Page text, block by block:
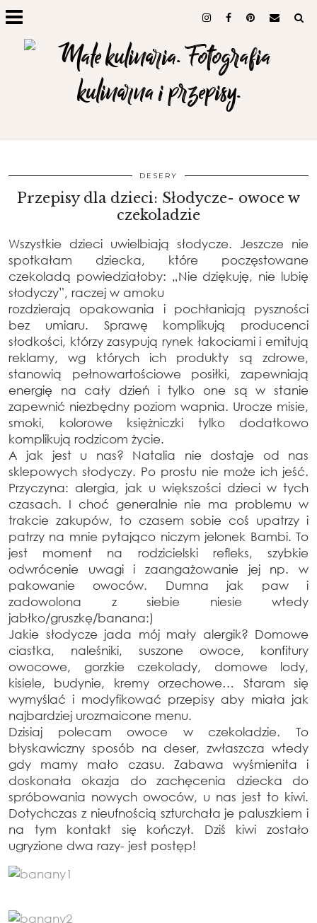
DESERY
Przepisy dla dzieci: Słodycze- owoce w
czekoladzie
Wszystkie dzieci uwielbiają słodycze. Jeszcze nie
spotkałam dziecka, które poczęstowane
czekoladą powiedziałoby: „Nie dziękuję, nie lubię
słodyczy”, raczej w amoku
rozdzierają opakowania i pochłaniają pyszności
bez umiaru. Sprawę komplikują producenci
słodkości, którzy zasypują rynek łakociami i emitują
reklamy, wg których ich produkty są zdrowe,
stanowią pełnowartościowe posiłki, zapewniają
energię na cały dzień i tylko one są w stanie
zapewnić niezbędny poziom wapnia. Urocze misie,
smoki, kolorowe księżniczki tylko dodatkowo
komplikują rodzicom życie.
A jak jest u nas? Natalia nie dostaje od nas
sklepowych słodyczy. Po prostu nie może ich jeść.
Przyczyna: alergia, jak u większości dzieci w tych
czasach. I choć generalnie nie ma problemu w
trakcie zakupów, to czasem sobie coś upatrzy i
patrzy na mnie pytająco niczym jelonek Bambi. To
jest moment na rodzicielski refleks, szybkie
odwrócenie uwagi i zaangażowanie jej np. w
pakowanie owoców. Dumna jak paw i
zadowolona z siebie niesie wtedy
jabłko/gruszkę/banana:)
Jakie słodycze jada mój mały alergik? Domowe
ciastka, naleśniki, suszone owoce, konfitury
owocowe, gorzkie czekolady, domowe lody,
kisiele, budynie, kremy orzechowe… Staram się
wymyślać i modyfikować przepisy aby miała jak
najbardziej urozmaicone menu.
Dzisiaj polecam owoce w czekoladzie. To
błyskawiczny sposób na deser, zwłaszcza wtedy
gdy mamy mało czasu. Zabawa wyśmienita i
doskonała okazja do zachęcenia dziecka do
spróbowania nowych owoców, u nas jest to kiwi.
Dotychczas z nieufnością szturchała je paluszkiem i
na tym kontakt się kończył. Dziś kiwi zostało
ugryzione dwa razy- jest postęp!